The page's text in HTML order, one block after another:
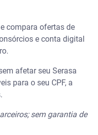
compara ofertas de
e conta digital
afetar seu Serasa
para o seu CPF, a
sem garantia de